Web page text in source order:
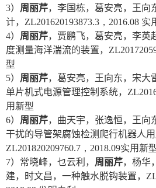
3） 周丽芹，李国栋，葛安亮，王向
计， ZL201620193873.3 ， 2016.08 实
4） 周丽芹，贾鹏飞，葛安亮，李英
度测量海洋湍流的装置，
型
5） 周丽芹，葛安亮，王向东，宋大
单片机式电源管理控制系统，
用新型
6） 周丽芹，曲天宇，张逸恒，王向
干扰的导管架腐蚀检测爬行机器人用
ZL201820209760.7 ， 2018.09实用新
7）常晓峰，乜云利， 周丽芹，杨华
建，时文昌，一种触水脱钩装置，